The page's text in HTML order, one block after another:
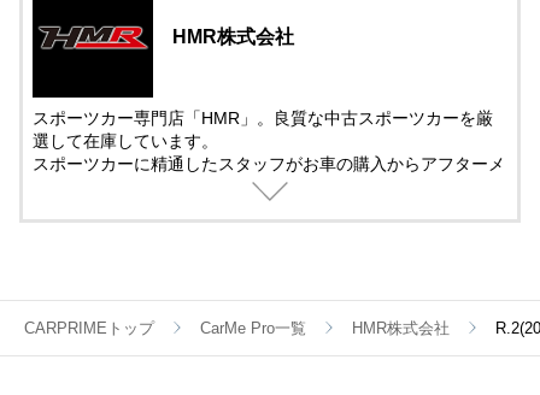
HMR株式会社
スポーツカー専門店「HMR」。良質な中古スポーツカーを厳
選して在庫しています。
スポーツカーに精通したスタッフがお車の購入からアフターメ
ンテナンス＆チューニングまでサポート。
CARPRIMEトップ CarMe Pro一覧 HMR株式会社